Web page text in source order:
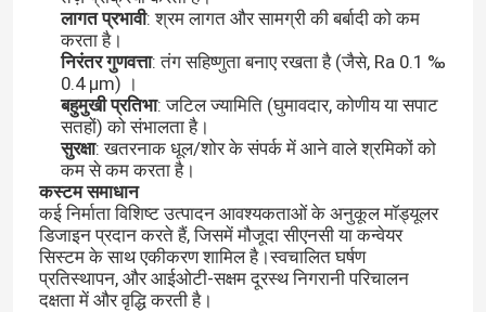
लागत प्रभावी: श्रम लागत और सामग्री की बर्बादी को कम
करता है।
निरंतर गुणवत्ता: तंग सहिष्णुता बनाए रखता है (जैसे, Ra 0.1 ‰
0.4 μm) ।
बहुमुखी प्रतिभा: जटिल ज्यामिति (घुमावदार, कोणीय या सपाट
सतहों) को संभालता है।
सुरक्षा: खतरनाक धूल/शोर के संपर्क में आने वाले श्रमिकों को
कम से कम करता है।
कस्टम समाधान
कई निर्माता विशिष्ट उत्पादन आवश्यकताओं के अनुकूल मॉड्यूलर
डिजाइन प्रदान करते हैं, जिसमें मौजूदा सीएनसी या कन्वेयर
सिस्टम के साथ एकीकरण शामिल है।स्वचालित घर्षण
प्रतिस्थापन, और आईओटी-सक्षम दूरस्थ निगरानी परिचालन
दक्षता में और वृद्धि करती है।